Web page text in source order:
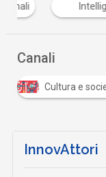
Intelligenza
Canali
Cultura e
InnovAttori